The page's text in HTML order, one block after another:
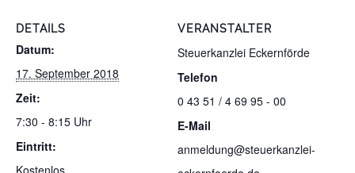
DETAILS
Datum:
17. September 2018
Zeit:
7:30 - 8:15 Uhr
Eintritt:
Kostenlos
VERANSTALTER
Steuerkanzlei Eckernförde
Telefon
0 43 51 / 4 69 95 - 00
E-Mail
anmeldung@steuerkanzlei-